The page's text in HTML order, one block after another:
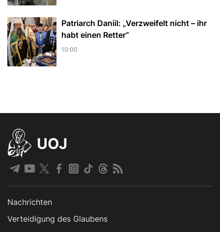
Patriarch Daniil: „Verzweifelt nicht – ihr
habt einen Retter“
10:00
UOJ
Nachrichten
Verteidigung des Glaubens